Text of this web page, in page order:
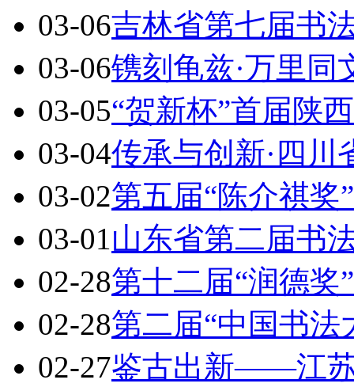
03-06吉林省第七届书
03-06镌刻龟兹·万里
03-05“贺新杯”首届陕
03-04传承与创新·四
03-02第五届“陈介祺
03-01山东省第二届书
02-28第十二届“润德
02-28第二届“中国书
02-27鉴古出新——江